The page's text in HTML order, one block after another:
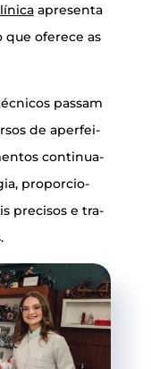
apre­sen­ta
que ofe­re­ce as
pas­sam
de aper­fei­
con­ti­nu­a­
pro­por­ci­o­
pre­ci­sos e tra­